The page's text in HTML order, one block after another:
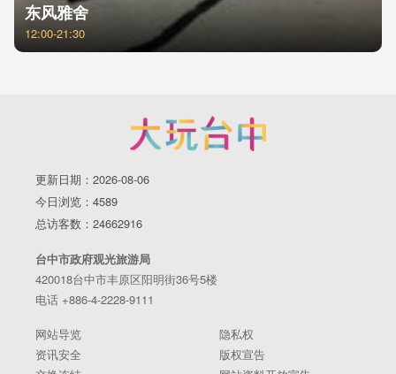
东风雅舍
12:00-21:30
更新日期：2026-08-06
今日浏览：4589
总访客数：24662916
台中市政府观光旅游局
420018台中市丰原区阳明街36号5楼
电话 +886-4-2228-9111
网站导览
隐私权
资讯安全
版权宣告